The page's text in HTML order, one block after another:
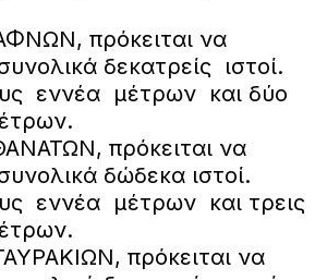
πρόκειται να
δεκατρείς ιστοί.
εννέα μέτρων και δύο
πρόκειται να
δώδεκα ιστοί.
εννέα μέτρων και τρεις
πρόκειται να